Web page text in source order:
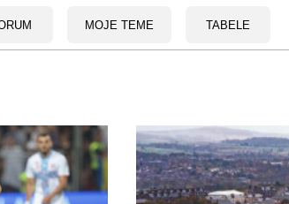
MOJE TEME TABELE